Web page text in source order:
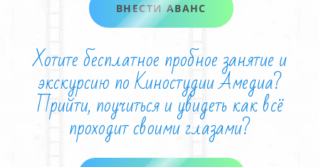
ВНЕСТИ АВАНС
Хотите бесплатное пробное занятие и
экскурсию по Киностудии Амедиа?
Прийти, поучитьсяи увидеть как всё
проходит своими глазами?